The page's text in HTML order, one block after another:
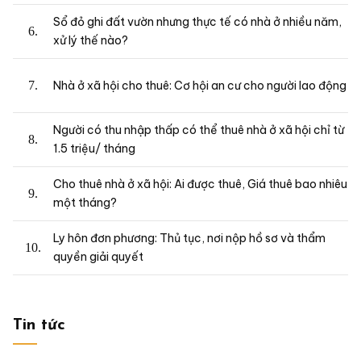
Sổ đỏ ghi đất vườn nhưng thực tế có nhà ở nhiều năm,
xử lý thế nào?
Nhà ở xã hội cho thuê: Cơ hội an cư cho người lao động
Người có thu nhập thấp có thể thuê nhà ở xã hội chỉ từ
1.5 triệu/ tháng
Cho thuê nhà ở xã hội: Ai được thuê, Giá thuê bao nhiêu
một tháng?
Ly hôn đơn phương: Thủ tục, nơi nộp hồ sơ và thẩm
quyền giải quyết
Tin tức